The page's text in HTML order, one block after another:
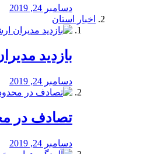
دسامبر 24, 2019
اخبار استان
بازدید
دسامبر 24, 2019
تصادف در
دسامبر 24, 2019